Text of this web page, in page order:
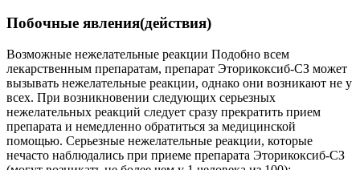
Побочные явления(действия)
Возможные нежелательные реакции Подобно всем
лекарственным препаратам, препарат Эторикоксиб-СЗ может
вызывать нежелательные реакции, однако они возникают не у
всех. При возникновении следующих серьезных
нежелательных реакций следует сразу прекратить прием
препарата и немедленно обратиться за медицинской
помощью. Серьезные нежелательные реакции, которые
нечасто наблюдались при приеме препарата Эторикоксиб-СЗ